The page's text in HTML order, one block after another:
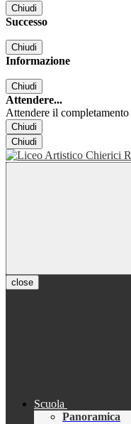
Chiudi
Successo
Chiudi
Informazione
Chiudi
Attendere...
Attendere il
Chiudi
Chiudi
close
Scuola
Panoramica